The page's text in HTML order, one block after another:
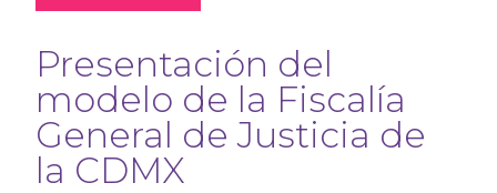
Presentación del
modelo de la Fiscalía
General de Justicia de
la CDMX